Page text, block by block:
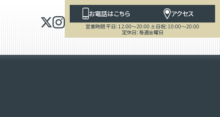
お電話はこちら アクセス
営業時間 平日：12:00～20:00 土日祝：10:00～20:00
定休日：毎週金曜日